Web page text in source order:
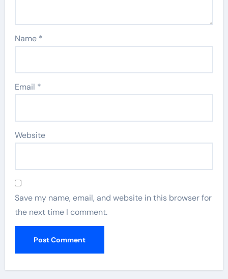
Name *
Email *
Website
Save my name, email, and website in this browser for
the next time I comment.